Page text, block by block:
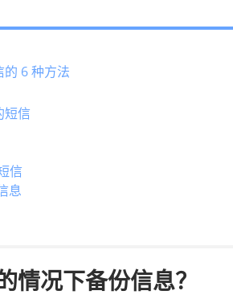
6 种方法
短信
信
息
况下备份信息？